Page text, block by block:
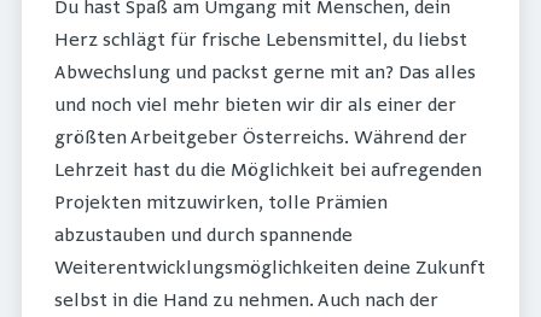
Du hast Spaß am Umgang mit Menschen, dein
Herz schlägt für frische Lebensmittel, du liebst
Abwechslung und packst gerne mit an? Das alles
und noch viel mehr bieten wir dir als einer der
größten Arbeitgeber Österreichs. Während der
Lehrzeit hast du die Möglichkeit bei aufregenden
Projekten mitzuwirken, tolle Prämien
abzustauben und durch spannende
Weiterentwicklungsmöglichkeiten deine Zukunft
selbst in die Hand zu nehmen. Auch nach der